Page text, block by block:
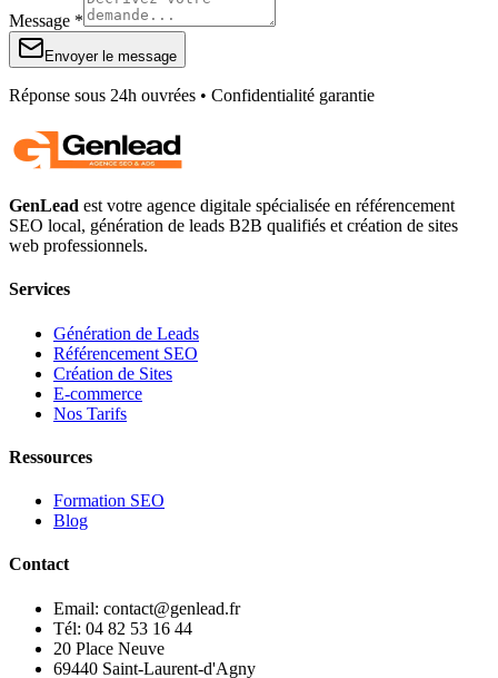
Message *
Envoyer le message
Réponse sous 24h ouvrées • Confidentialité garantie
GenLead est votre agence digitale spécialisée en référencement
SEO local, génération de leads B2B qualifiés et création de sites
web professionnels.
Services
Génération de Leads
Référencement SEO
Création de Sites
E-commerce
Nos Tarifs
Ressources
Formation SEO
Blog
Contact
Email: contact@genlead.fr
Tél: 04 82 53 16 44
20 Place Neuve
69440 Saint-Laurent-d'Agny